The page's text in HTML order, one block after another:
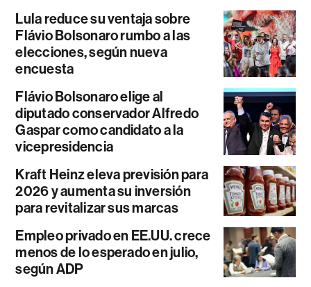
Lula reduce su ventaja sobre
Flávio Bolsonaro rumbo a las
elecciones, según nueva
encuesta
Flávio Bolsonaro elige al
diputado conservador Alfredo
Gaspar como candidato a la
vicepresidencia
Kraft Heinz eleva previsión para
2026 y aumenta su inversión
para revitalizar sus marcas
Empleo privado en EE.UU. crece
menos de lo esperado en julio,
según ADP